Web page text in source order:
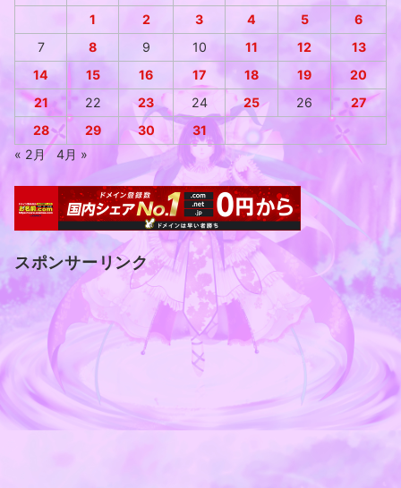
1
2 3 4 5
6
7
8 9 10 11 12
13
14
15 16 17 18 19
20
21
22 23 24 25 26
27
28
29 30
31
« 2月
4月 »
スポンサーリンク